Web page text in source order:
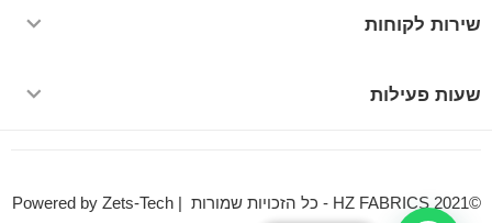
שירות לקוחות
שעות פעילות
©HZ FABRICS 2021 - כל הזכויות שמורות | Powered by Zets-Tech